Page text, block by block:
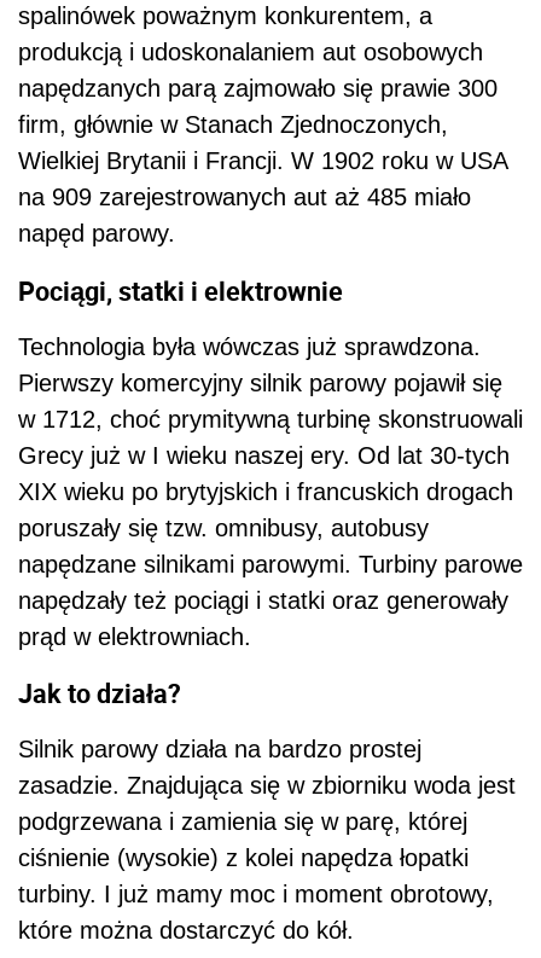
spalinówek poważnym konkurentem, a
produkcją i udoskonalaniem aut osobowych
napędzanych parą zajmowało się prawie 300
firm, głównie w Stanach Zjednoczonych,
Wielkiej Brytanii i Francji. W 1902 roku w USA
na 909 zarejestrowanych aut aż 485 miało
napęd parowy.
Pociągi, statki i elektrownie
Technologia była wówczas już sprawdzona.
Pierwszy komercyjny silnik parowy pojawił się
w 1712, choć prymitywną turbinę skonstruowali
Grecy już w I wieku naszej ery. Od lat 30-tych
XIX wieku po brytyjskich i francuskich drogach
poruszały się tzw. omnibusy, autobusy
napędzane silnikami parowymi. Turbiny parowe
napędzały też pociągi i statki oraz generowały
prąd w elektrowniach.
Jak to działa?
Silnik parowy działa na bardzo prostej
zasadzie. Znajdująca się w zbiorniku woda jest
podgrzewana i zamienia się w parę, której
ciśnienie (wysokie) z kolei napędza łopatki
turbiny. I już mamy moc i moment obrotowy,
które można dostarczyć do kół.